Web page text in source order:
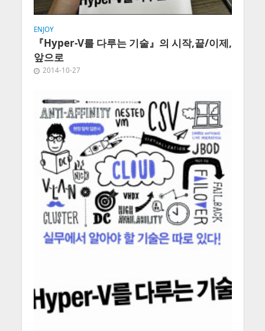
ENJOY
『Hyper-V를 다루는 기술』의 시작,끝/이제,
앞으로
2014-10-27